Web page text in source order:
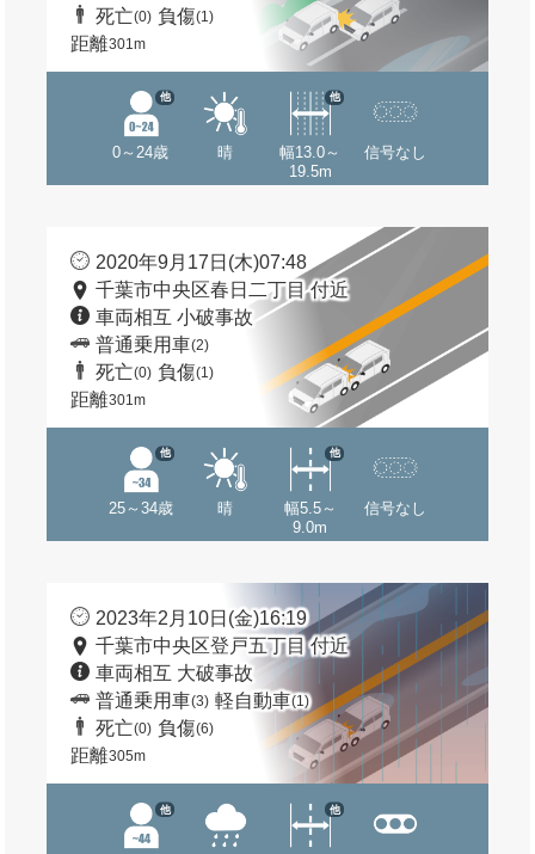
死亡(0) 負傷(1)
距離301m
0～24歳
他
晴
幅13.0～
19.5m
他
信号なし
2020年9月17日(木)07:48
千葉市中央区春日二丁目 付近
車両相互 小破事故
普通乗用車(2)
死亡(0) 負傷(1)
距離301m
25～34歳
他
晴
幅5.5～
9.0m
他
信号なし
2023年2月10日(金)16:19
千葉市中央区登戸五丁目 付近
車両相互 大破事故
普通乗用車(3) 軽自動車(1)
死亡(0) 負傷(6)
距離305m
他 他